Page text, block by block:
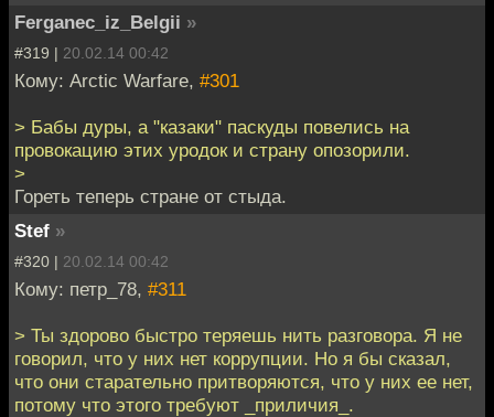
Ferganec_iz_Belgii »
#319 | 20.02.14 00:42
Кому: Arctic Warfare, #301
> Бабы дуры, а "казаки" паскуды повелись на
провокацию этих уродок и страну опозорили.
>
Гореть теперь стране от стыда.
Stef »
#320 | 20.02.14 00:42
Кому: петр_78, #311
> Ты здорово быстро теряешь нить разговора. Я не
говорил, что у них нет коррупции. Но я бы сказал,
что они старательно притворяются, что у них ее нет,
потому что этого требуют _приличия_.